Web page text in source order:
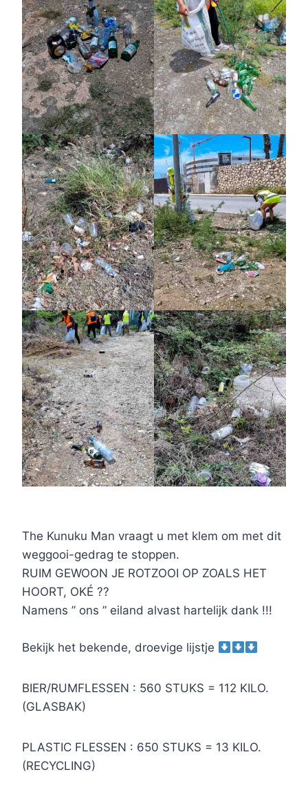
The Kunuku Man vraagt u met klem om met dit
weggooi-gedrag te stoppen.
RUIM GEWOON JE ROTZOOI OP ZOALS HET
HOORT, OKÉ ??
Namens ” ons ” eiland alvast hartelijk dank !!!
Bekijk het bekende, droevige lijstje
BIER/RUMFLESSEN : 560 STUKS = 112 KILO.
(GLASBAK)
PLASTIC FLESSEN : 650 STUKS = 13 KILO.
(RECYCLING)